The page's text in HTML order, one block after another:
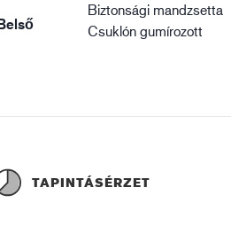
Biztonsági mandzsetta
Csuklón gumírozott
TAPINTÁSÉRZET